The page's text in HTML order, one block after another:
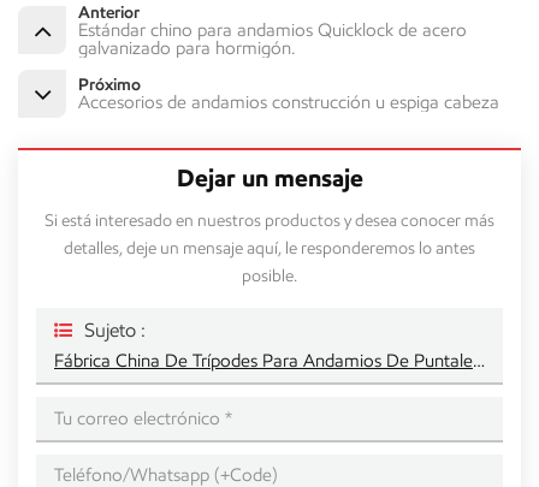
Anterior
Estándar chino para andamios Quicklock de acero
galvanizado para hormigón.
Próximo
Accesorios de andamios construcción u espiga cabeza
Dejar un mensaje
Si está interesado en nuestros productos y desea conocer más
detalles, deje un mensaje aquí, le responderemos lo antes
posible.
Sujeto :
Fábrica China De Trípodes Para Andamios De Puntales Galvanizados